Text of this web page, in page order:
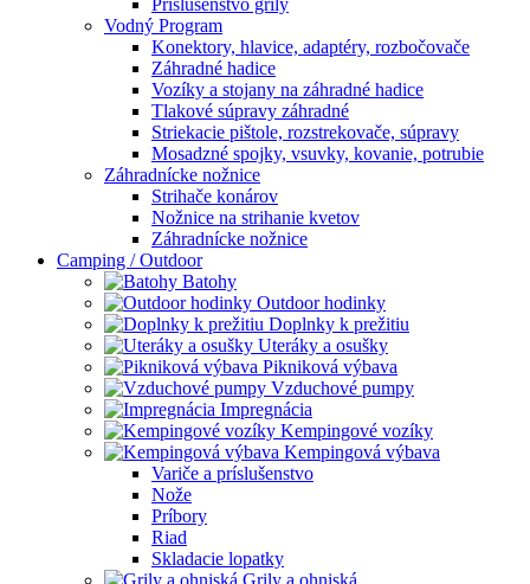
Vodný Program
Konektory, hlavice, adaptéry, rozbočovače
Záhradné hadice
Vozíky a stojany na záhradné hadice
Tlakové súpravy záhradné
Striekacie pištole, rozstrekovače, súpravy
Mosadzné spojky, vsuvky, kovanie, potrubie
Záhradnícke nožnice
Strihače konárov
Nožnice na strihanie kvetov
Záhradnícke nožnice
Camping / Outdoor
Batohy
Outdoor hodinky
Doplnky k prežitiu
Uteráky a osušky
Pikniková výbava
Vzduchové pumpy
Impregnácia
Kempingové vozíky
Kempingová výbava
Variče a príslušenstvo
Nože
Príbory
Riad
Skladacie lopatky
Grily a ohniská